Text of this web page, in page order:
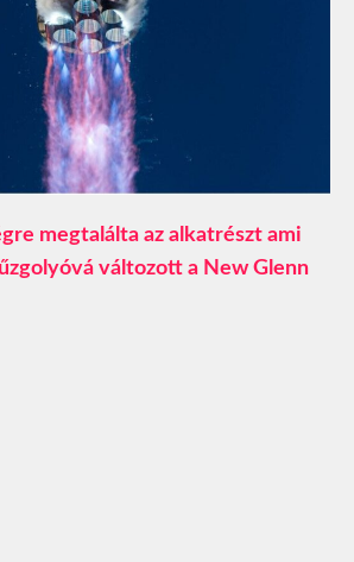
megtalálta az alkatrészt ami
változott a New Glenn